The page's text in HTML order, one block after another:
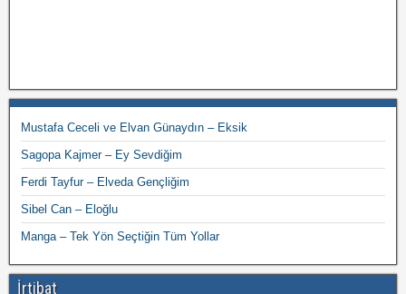
Mustafa Ceceli ve Elvan Günaydın – Eksik
Sagopa Kajmer – Ey Sevdiğim
Ferdi Tayfur – Elveda Gençliğim
Sibel Can – Eloğlu
Manga – Tek Yön Seçtiğin Tüm Yollar
İrtibat